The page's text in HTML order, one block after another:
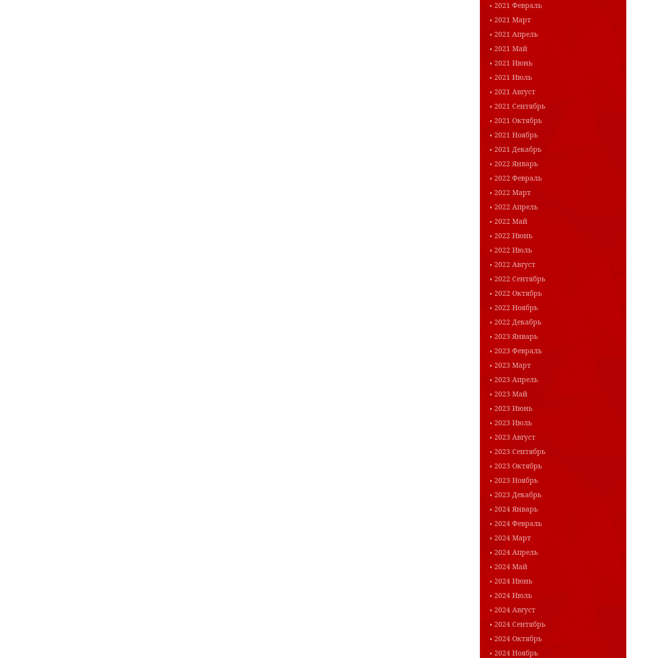
2021 Февраль
2021 Март
2021 Апрель
2021 Май
2021 Июнь
2021 Июль
2021 Август
2021 Сентябрь
2021 Октябрь
2021 Ноябрь
2021 Декабрь
2022 Январь
2022 Февраль
2022 Март
2022 Апрель
2022 Май
2022 Июнь
2022 Июль
2022 Август
2022 Сентябрь
2022 Октябрь
2022 Ноябрь
2022 Декабрь
2023 Январь
2023 Февраль
2023 Март
2023 Апрель
2023 Май
2023 Июнь
2023 Июль
2023 Август
2023 Сентябрь
2023 Октябрь
2023 Ноябрь
2023 Декабрь
2024 Январь
2024 Февраль
2024 Март
2024 Апрель
2024 Май
2024 Июнь
2024 Июль
2024 Август
2024 Сентябрь
2024 Октябрь
2024 Ноябрь